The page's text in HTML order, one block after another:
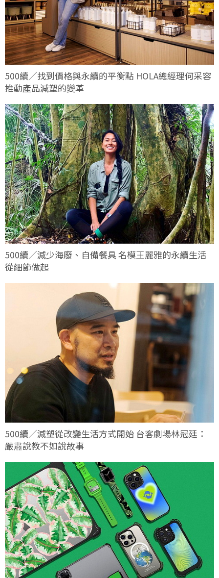
500續／找到價格與永續的平衡點 HOLA總經理何采容
推動產品減塑的變革
500續／減少海廢、自備餐具 名模王麗雅的永續生活
從細節做起
500續／減塑從改變生活方式開始 台客劇場林冠廷：
嚴肅說教不如說故事